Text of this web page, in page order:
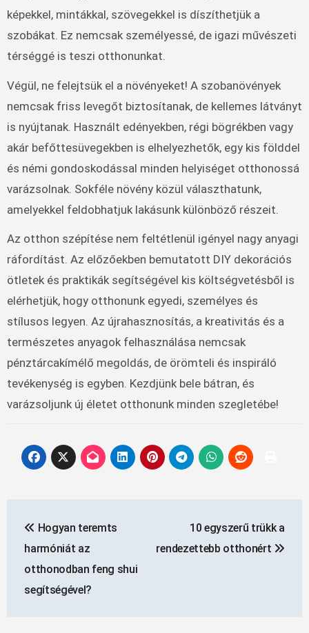
képekkel, mintákkal, szövegekkel is díszíthetjük a
szobákat. Ez nemcsak személyessé, de igazi művészeti
térséggé is teszi otthonunkat.
Végül, ne felejtsük el a növényeket! A szobanövények
nemcsak friss levegőt biztosítanak, de kellemes látványt
is nyújtanak. Használt edényekben, régi bögrékben vagy
akár befőttesüvegekben is elhelyezhetők, egy kis földdel
és némi gondoskodással minden helyiséget otthonossá
varázsolnak. Sokféle növény közül választhatunk,
amelyekkel feldobhatjuk lakásunk különböző részeit.
Az otthon szépítése nem feltétlenül igényel nagy anyagi
ráfordítást. Az előzőekben bemutatott DIY dekorációs
ötletek és praktikák segítségével kis költségvetésből is
elérhetjük, hogy otthonunk egyedi, személyes és
stílusos legyen. Az újrahasznosítás, a kreativitás és a
természetes anyagok felhasználása nemcsak
pénztárcakímélő megoldás, de örömteli és inspiráló
tevékenység is egyben. Kezdjünk bele bátran, és
varázsoljunk új életet otthonunk minden szegletébe!
navigáció
Hogyan teremts
harmóniát az
otthonodban feng shui
segítségével?
10 egyszerű trükk a
rendezettebb otthonért